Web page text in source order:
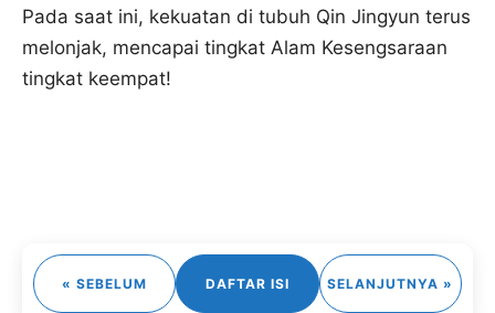
Pada saat ini, kekuatan di tubuh Qin Jingyun terus
melonjak, mencapai tingkat Alam Kesengsaraan
tingkat keempat!
« SEBELUM DAFTAR ISI SELANJUTNYA »